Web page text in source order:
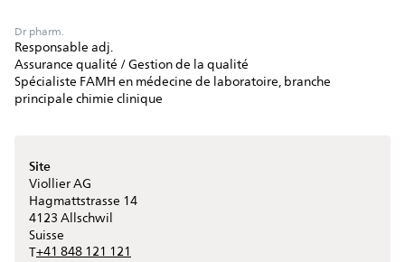
Dr pharm.
Responsable adj.
Assurance qualité / Gestion de la qualité
Spécialiste FAMH en médecine de laboratoire, branche
principale chimie clinique
Site
Viollier AG
Hagmattstrasse 14
4123 Allschwil
Suisse
T+41 848 121 121